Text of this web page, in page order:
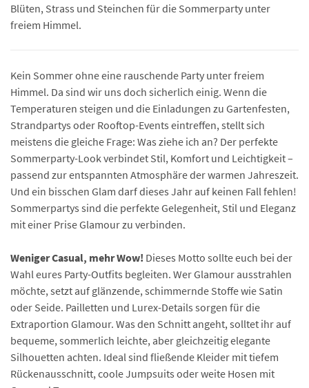
Blüten, Strass und Steinchen für die Sommerparty unter
freiem Himmel.
Kein Sommer ohne eine rauschende Party unter freiem
Himmel. Da sind wir uns doch sicherlich einig. Wenn die
Temperaturen steigen und die Einladungen zu Gartenfesten,
Strandpartys oder Rooftop-Events eintreffen, stellt sich
meistens die gleiche Frage: Was ziehe ich an? Der perfekte
Sommerparty-Look verbindet Stil, Komfort und Leichtigkeit –
passend zur entspannten Atmosphäre der warmen Jahreszeit.
Und ein bisschen Glam darf dieses Jahr auf keinen Fall fehlen!
Sommerpartys sind die perfekte Gelegenheit, Stil und Eleganz
mit einer Prise Glamour zu verbinden.
Weniger Casual, mehr Wow! Dieses Motto sollte euch bei der
Wahl eures Party-Outfits begleiten. Wer Glamour ausstrahlen
möchte, setzt auf glänzende, schimmernde Stoffe wie Satin
oder Seide. Pailletten und Lurex-Details sorgen für die
Extraportion Glamour. Was den Schnitt angeht, solltet ihr auf
bequeme, sommerlich leichte, aber gleichzeitig elegante
Silhouetten achten. Ideal sind fließende Kleider mit tiefem
Rückenausschnitt, coole Jumpsuits oder weite Hosen mit